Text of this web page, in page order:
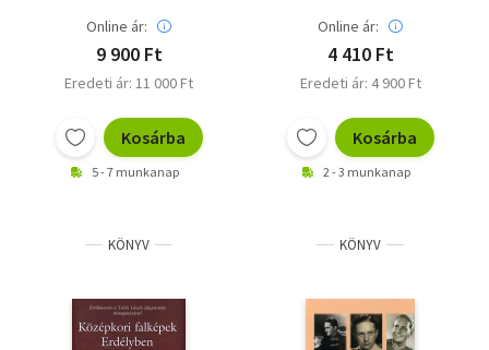
Online ár:
9 900 Ft
Eredeti ár: 11 000 Ft
Kosárba
5 - 7 munkanap
Online ár:
4 410 Ft
Eredeti ár: 4 900 Ft
Kosárba
2 - 3 munkanap
KÖNYV KÖNYV